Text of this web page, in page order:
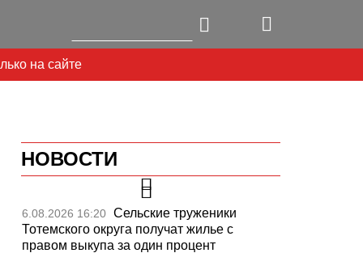
на сайте
НОВОСТИ
6.08.2026 16:20 Сельские труженики
Тотемского округа получат жилье с
правом выкупа за один процент